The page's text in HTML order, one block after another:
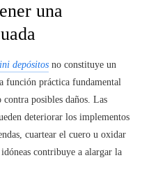
una
depósitos no constituye un
función práctica fundamental
posibles daños. Las
deteriorar los implementos
cuartear el cuero u oxidar
contribuye a alargar la